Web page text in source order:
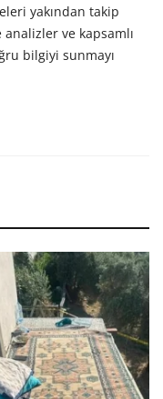
yakından takip
ve kapsamlı
bilgiyi sunmayı